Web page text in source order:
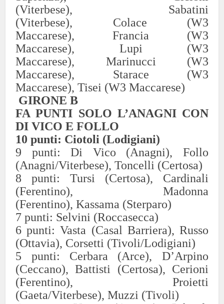
(Viterbese), Sabatini
(Viterbese), Colace (W3
Maccarese), Francia (W3
Maccarese), Lupi (W3
Maccarese), Marinucci (W3
Maccarese), Starace (W3
Maccarese), Tisei (W3 Maccarese)
GIRONE B
FA PUNTI SOLO L’ANAGNI CON
DI VICO E FOLLO
10 punti: Ciotoli (Lodigiani)
9 punti:Di Vico (Anagni), Follo
(Anagni/Viterbese),Toncelli (Certosa)
8 punti: Tursi (Certosa), Cardinali
(Ferentino), Madonna
(Ferentino),Kassama (Sterparo)
7 punti: Selvini (Roccasecca)
6 punti:Vasta (Casal Barriera), Russo
(Ottavia), Corsetti (Tivoli/Lodigiani)
5
punti: Cerbara (Arce), D’Arpino
(Ceccano),Battisti (Certosa), Cerioni
(Ferentino), Proietti
(Gaeta/Viterbese),Muzzi (Tivoli)